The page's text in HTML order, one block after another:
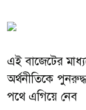
এই বাজেটের
অর্থনীতিকে
পথে এগিয়ে নেব